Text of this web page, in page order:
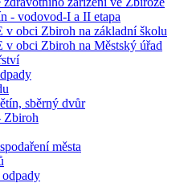
- vodovod-I a II etapa
v obci Zbiroh na základní školu
v obci Zbiroh na Městský úřad
sběrný dvůr
Zbiroh
města
odpady